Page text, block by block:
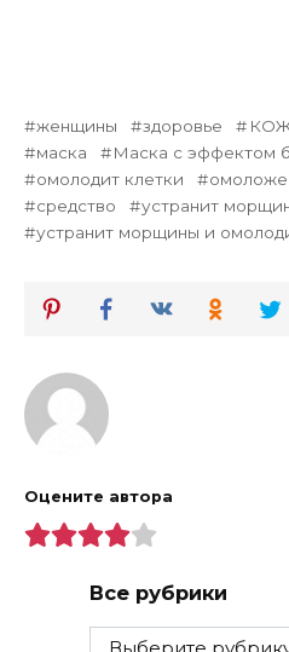
женщины здоровье
маска
Маска с эффектом
омолодит клетки
средство
устранит
устранит морщины и
Оцените автора
Все рубрики
Все